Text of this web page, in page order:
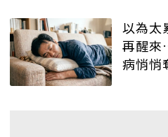
以為太
再醒來
病悄悄